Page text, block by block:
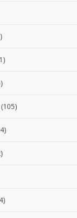
(105)